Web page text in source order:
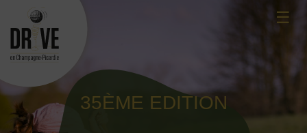
content
☰
35ÈME EDITION